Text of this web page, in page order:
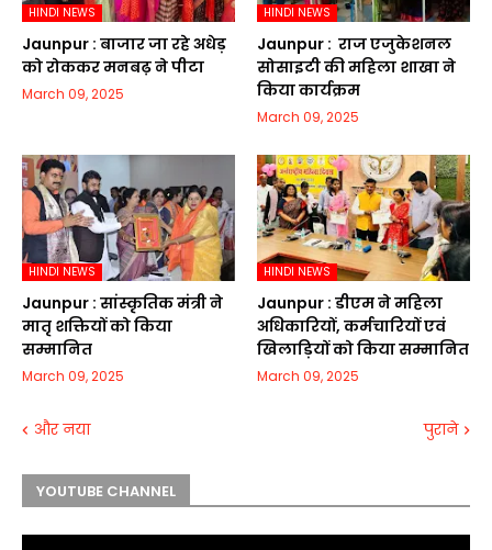
HINDI NEWS
Jaunpur :​ बाजार जा रहे अधेड़
को रोककर मनबढ़ ने पीटा
March 09, 2025
HINDI NEWS
Jaunpur : ​ ​राज एजुकेशनल
सोसाइटी की महिला शाखा ने
किया कार्यक्रम
March 09, 2025
HINDI NEWS
Jaunpur :​ सांस्कृतिक मंत्री ने
मातृ शक्तियों को किया
सम्मानित
March 09, 2025
HINDI NEWS
Jaunpur :​ डीएम ने महिला
अधिकारियों, कर्मचारियों एवं
खिलाड़ियों को किया सम्मानित
March 09, 2025
और नया पुराने
YOUTUBE CHANNEL